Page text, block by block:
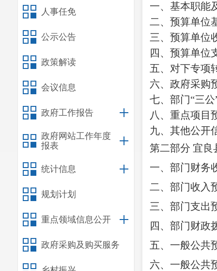
人事任免
公示公告
政策解读
会议信息
政府工作报告
政府网站工作年度
报表
统计信息
规划计划
重点领域信息公开
政府采购及购买服务
一、基本职能
二、预算单位
三、预算单位
四、预算单位
五、对下专项
六、政府采购
七、部门“三
八、重点项目
九、其他公开
第二部分 宜良
一、部门财务
二、部门收入
三、部门支出
四、部门财政
五、一般公共
六、一般公共